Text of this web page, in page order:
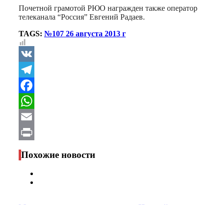
Почетной грамотой РЮО награжден также оператор
телеканала “Россия” Евгений Радаев.
TAGS: №107 26 августа 2013 г
VK
Telegram
Facebook
WhatsApp
Email
Print
Похожие новости